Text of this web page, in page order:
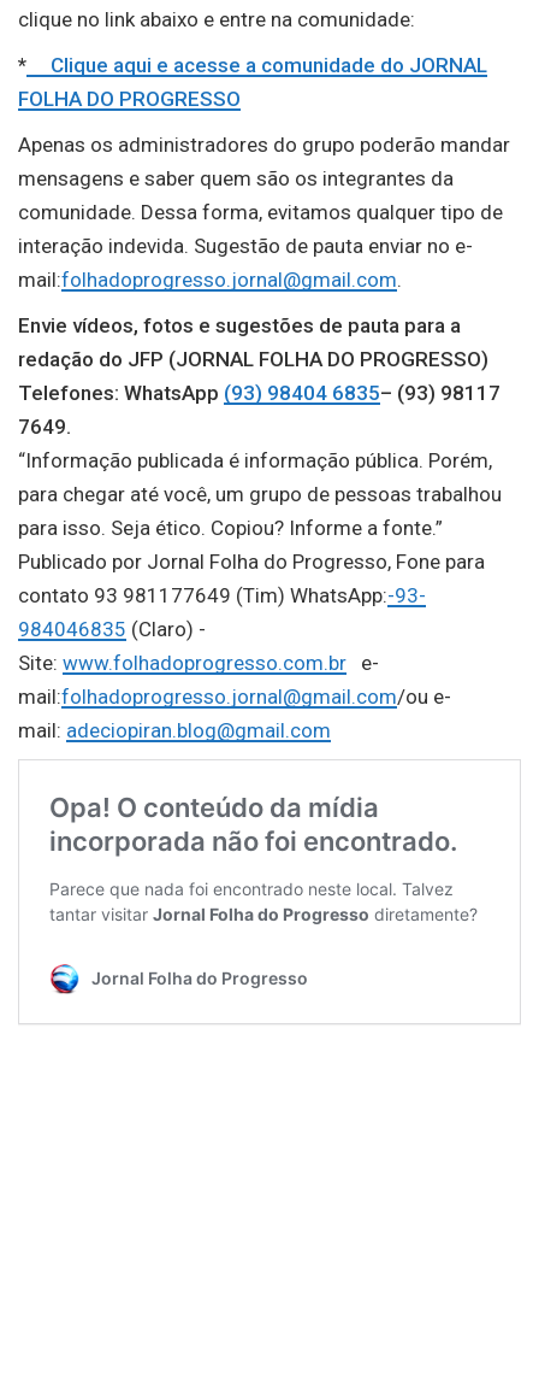
clique no link abaixo e entre na comunidade:
* Clique aqui e acesse a comunidade do JORNAL
FOLHA DO PROGRESSO
Apenas os administradores do grupo poderão mandar
mensagens e saber quem são os integrantes da
comunidade. Dessa forma, evitamos qualquer tipo de
interação indevida. Sugestão de pauta enviar no e-
mail:folhadoprogresso.jornal@gmail.com.
Envie vídeos, fotos e sugestões de pauta para a
redação do JFP (JORNAL FOLHA DO PROGRESSO)
Telefones: WhatsApp (93) 98404 6835– (93) 98117
7649.
“Informação publicada é informação pública. Porém,
para chegar até você, um grupo de pessoas trabalhou
para isso. Seja ético. Copiou? Informe a fonte.”
Publicado por Jornal Folha do Progresso, Fone para
contato 93 981177649 (Tim) WhatsApp:-93-
984046835 (Claro) -
Site: www.folhadoprogresso.com.br e-
mail:folhadoprogresso.jornal@gmail.com/ou e-
mail: adeciopiran.blog@gmail.com